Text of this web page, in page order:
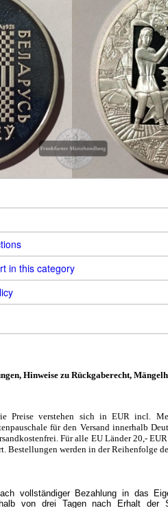
in this category
Hinweise zu Rückgaberecht,
Preise verstehen sich in EUR incl.
für den Versand innerhalb
Für alle EU Länder 20,-
Bestellungen werden in der Reihenfolge
vollständiger Bezahlung in das
von drei Tagen nach Erhalt der